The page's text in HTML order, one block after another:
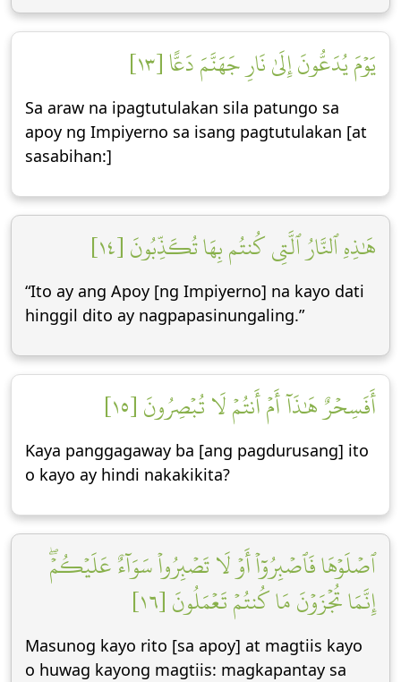
يَوۡمَ يُدَعُّونَ إِلَىٰ نَارِ جَهَنَّمَ دَعًّا [١٣]
Sa araw na ipagtutulakan sila patungo sa
apoy ng Impiyerno sa isang pagtutulakan [at
sasabihan:]
هَٰذِهِ ٱلنَّارُ ٱلَّتِي كُنتُم بِهَا تُكَذِّبُونَ [١٤]
“Ito ay ang Apoy [ng Impiyerno] na kayo dati
hinggil dito ay nagpapasinungaling.”
أَفَسِحۡرٌ هَٰذَآ أَمۡ أَنتُمۡ لَا تُبۡصِرُونَ [١٥]
Kaya panggagaway ba [ang pagdurusang] ito
o kayo ay hindi nakakikita?
ٱصۡلَوۡهَا فَٱصۡبِرُوٓاْ أَوۡ لَا تَصۡبِرُواْ سَوَآءٌ عَلَيۡكُمۡۖ
إِنَّمَا تُجۡزَوۡنَ مَا كُنتُمۡ تَعۡمَلُونَ [١٦]
Masunog kayo rito [sa apoy] at magtiis kayo
o huwag kayong magtiis: magkapantay sa